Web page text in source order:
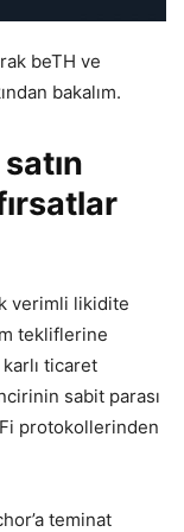
beTH ve
bakalım.
verimli likidite
tekliflerine
ticaret
sabit parası
protokollerinden
teminat